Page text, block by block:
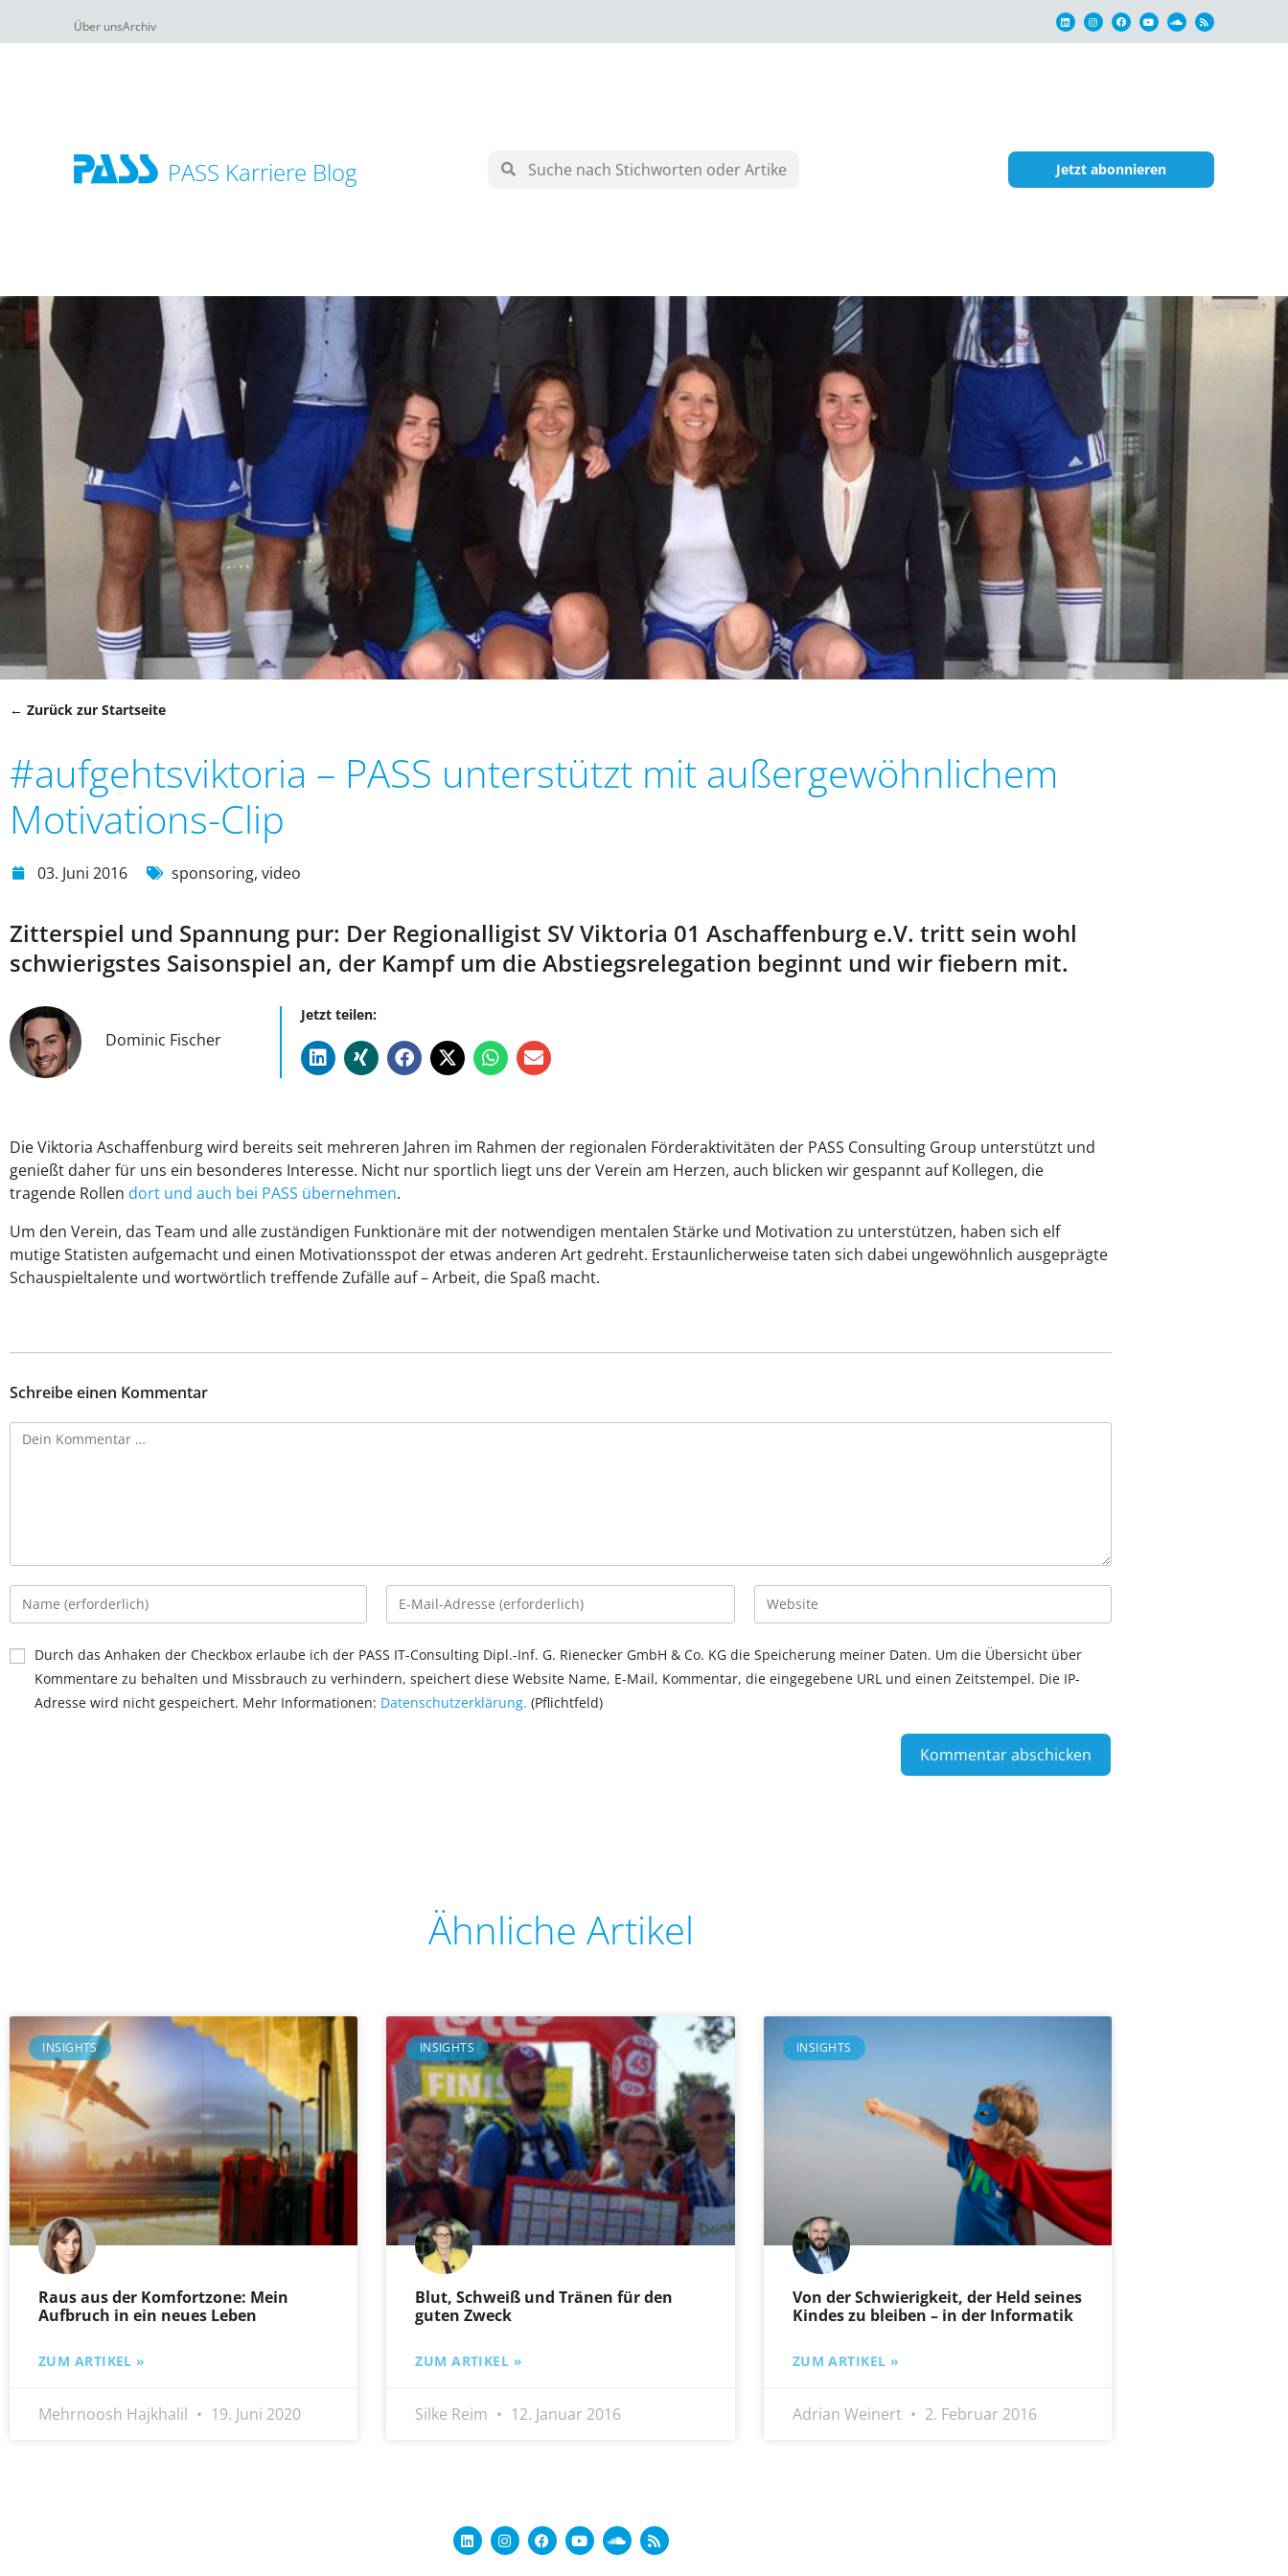
Über unsArchiv
PASS Karriere Blog Jetzt abonnieren
← Zurück zur Startseite
#aufgehtsviktoria – PASS unterstützt mit außergewöhnlichem
Motivations-Clip
03. Juni 2016 sponsoring, video
Zitterspiel und Spannung pur: Der Regionalligist SV Viktoria 01 Aschaffenburg e.V. tritt sein wohl
schwierigstes Saisonspiel an, der Kampf um die Abstiegsrelegation beginnt und wir fiebern mit.
Dominic Fischer
Jetzt teilen:
Die Viktoria Aschaffenburg wird bereits seit mehreren Jahren im Rahmen der regionalen Förderaktivitäten der PASS Consulting Group unterstützt und
genießt daher für uns ein besonderes Interesse. Nicht nur sportlich liegt uns der Verein am Herzen, auch blicken wir gespannt auf Kollegen, die
tragende Rollen dort und auch bei PASS übernehmen.
Um den Verein, das Team und alle zuständigen Funktionäre mit der notwendigen mentalen Stärke und Motivation zu unterstützen, haben sich elf
mutige Statisten aufgemacht und einen Motivationsspot der etwas anderen Art gedreht. Erstaunlicherweise taten sich dabei ungewöhnlich ausgeprägte
Schauspieltalente und wortwörtlich treffende Zufälle auf – Arbeit, die Spaß macht.
Schreibe einen Kommentar
Durch das Anhaken der Checkbox erlaube ich der PASS IT-Consulting Dipl.-Inf. G. Rienecker GmbH & Co. KG die Speicherung meiner Daten. Um die Übersicht über
Kommentare zu behalten und Missbrauch zu verhindern, speichert diese Website Name, E-Mail, Kommentar, die eingegebene URL und einen Zeitstempel. Die IP-
Adresse wird nicht gespeichert. Mehr Informationen: Datenschutzerklärung. (Pflichtfeld)
Ähnliche Artikel
INSIGHTS
Raus aus der Komfortzone: Mein
Aufbruch in ein neues Leben
ZUM ARTIKEL »
Mehrnoosh Hajkhalil 19. Juni 2020
INSIGHTS
Blut, Schweiß und Tränen für den
guten Zweck
ZUM ARTIKEL »
Silke Reim 12. Januar 2016
INSIGHTS
Von der Schwierigkeit, der Held seines
Kindes zu bleiben – in der Informatik
ZUM ARTIKEL »
Adrian Weinert 2. Februar 2016